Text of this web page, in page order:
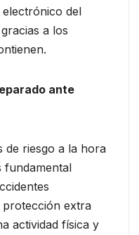
del
a los
ante
de riesgo a la hora
fundamental
protección extra
actividad física y